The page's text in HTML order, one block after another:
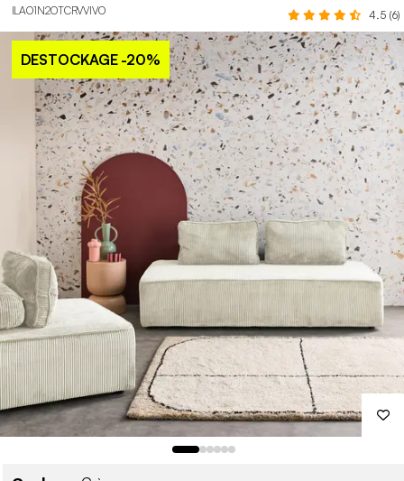
ILAO1N2OTCRVVIVO 4.5 (6)
DESTOCKAGE-20%